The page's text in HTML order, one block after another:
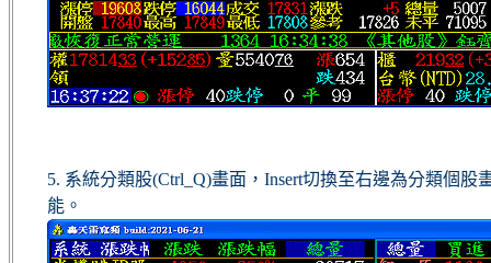
5. 系統分類股(Ctrl_Q)畫面，Insert切換至右邊為分類個
能。